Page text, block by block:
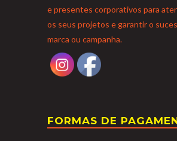
e presentes corporativos para
os seus projetos e garantir o
marca ou campanha.
FORMAS DE